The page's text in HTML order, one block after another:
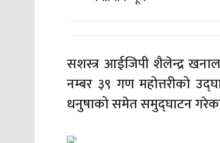
सशस्त्र आईजिपी शैलेन्द्र
नम्बर ३९ गण महोत्तरीको
धनुषाको समेत समुद्घाटन